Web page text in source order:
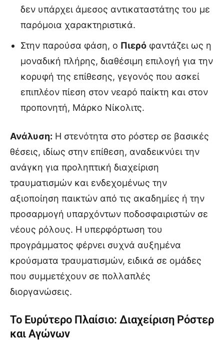
δεν υπάρχει άμεσος αντικαταστάτης του με
παρόμοια χαρακτηριστικά.
Στην παρούσα φάση, ο Πιερό φαντάζει ως η
μοναδική πλήρης, διαθέσιμη επιλογή για την
κορυφή της επίθεσης, γεγονός που ασκεί
επιπλέον πίεση στον νεαρό παίκτη και στον
προπονητή, Μάρκο Νίκολιτς.
Ανάλυση: Η στενότητα στο ρόστερ σε βασικές
θέσεις, ιδίως στην επίθεση, αναδεικνύει την
ανάγκη για προληπτική διαχείριση
τραυματισμών και ενδεχομένως την
αξιοποίηση παικτών από τις ακαδημίες ή την
προσαρμογή υπαρχόντων ποδοσφαιριστών σε
νέους ρόλους. Η υπερφόρτωση του
προγράμματος φέρνει συχνά αυξημένα
κρούσματα τραυματισμών, ειδικά σε ομάδες
που συμμετέχουν σε πολλαπλές
διοργανώσεις.
Το Ευρύτερο Πλαίσιο: Διαχείριση Ρόστερ
και Αγώνων